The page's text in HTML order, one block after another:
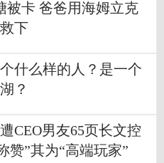
被卡 爸爸用海姆立克
下
什么样的人？是一个
？
CEO男友65页长文控
赞”其为“高端玩家”